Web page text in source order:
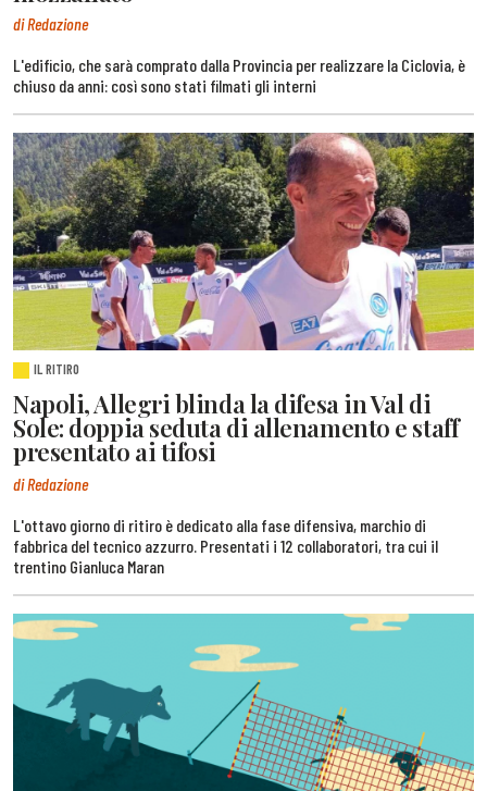
di Redazione
L'edificio, che sarà comprato dalla Provincia per realizzare la Ciclovia, è
chiuso da anni: così sono stati filmati gli interni
IL RITIRO
Napoli, Allegri blinda la difesa in Val di
Sole: doppia seduta di allenamento e staff
presentato ai tifosi
di Redazione
L'ottavo giorno di ritiro è dedicato alla fase difensiva, marchio di
fabbrica del tecnico azzurro. Presentati i 12 collaboratori, tra cui il
trentino Gianluca Maran